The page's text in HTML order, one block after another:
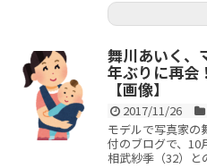
舞川あいく、
年ぶりに再会
【画像】
2017/11/26
モデルで写真家の
付のブログで、10
相武紗季（32）と